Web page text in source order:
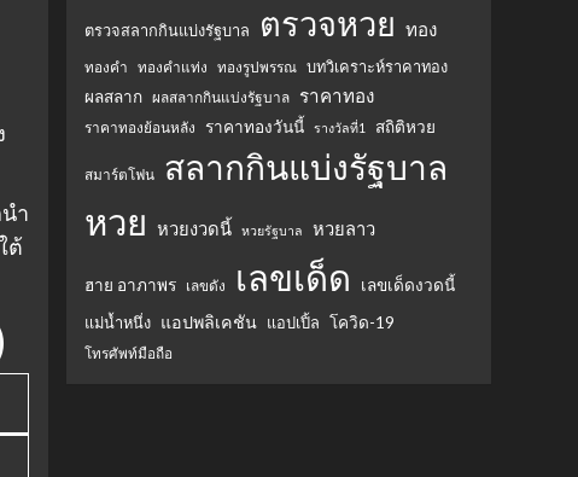
ำ
ต้
ตรวจสลากกินแบ่งรัฐบาล ตรวจหวย ทอง
ทองคำ ทองคำแท่ง ทองรูปพรรณ บทวิเคราะห์ราคาทอง
ผลสลาก ผลสลากกินแบ่งรัฐบาล ราคาทอง
ราคาทองย้อนหลัง ราคาทองวันนี้ รางวัลที่1 สถิติหวย
สมาร์ตโฟน สลากกินแบ่งรัฐบาล
หวย หวยงวดนี้ หวยรัฐบาล หวยลาว
ฮาย อาภาพร เลขดัง เลขเด็ด
เลขเด็ดงวดนี้
แม่น้ำหนึ่ง แอปพลิเคชัน แอปเปิ้ล โควิด-19
โทรศัพท์มือถือ